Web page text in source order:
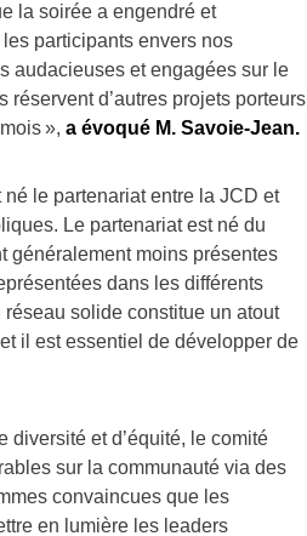
la soirée a engendré et
les participants envers nos
audacieuses et engagées sur le
réservent d’autres projets porteurs
», a évoqué M. Savoie-Jean.
né le partenariat entre la JCD et
Le partenariat est né du
généralement moins présentes
dans les différents
solide constitue un atout
il est essentiel de développer de
diversité et d’équité, le comité
sur la communauté via des
convaincues que les
en lumière les leaders